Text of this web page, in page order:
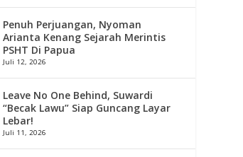
Penuh Perjuangan, Nyoman
Arianta Kenang Sejarah Merintis
PSHT Di Papua
Juli 12, 2026
Leave No One Behind, Suwardi
“Becak Lawu” Siap Guncang Layar
Lebar!
Juli 11, 2026